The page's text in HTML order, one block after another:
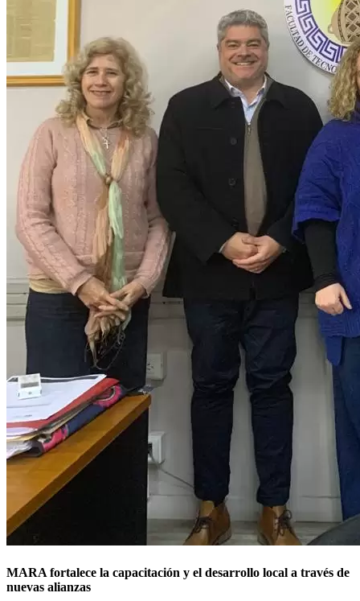
MARA fortalece la capacitación y el desarrollo local a través de
nuevas alianzas